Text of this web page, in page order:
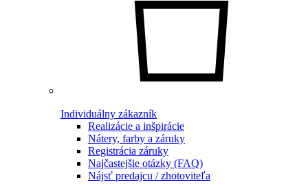
Individuálny zákazník
Realizácie a inšpirácie
Nátery, farby a záruky
Registrácia záruky
Najčastejšie otázky (FAQ)
Nájsť predajcu / zhotoviteľa